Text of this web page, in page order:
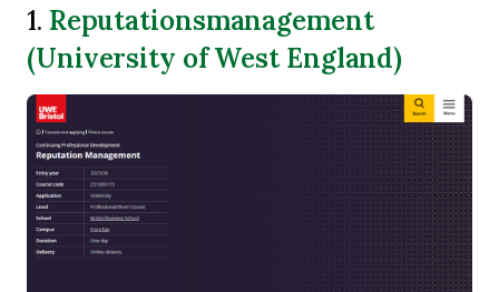
1. Reputationsmanagement
(University of West England)